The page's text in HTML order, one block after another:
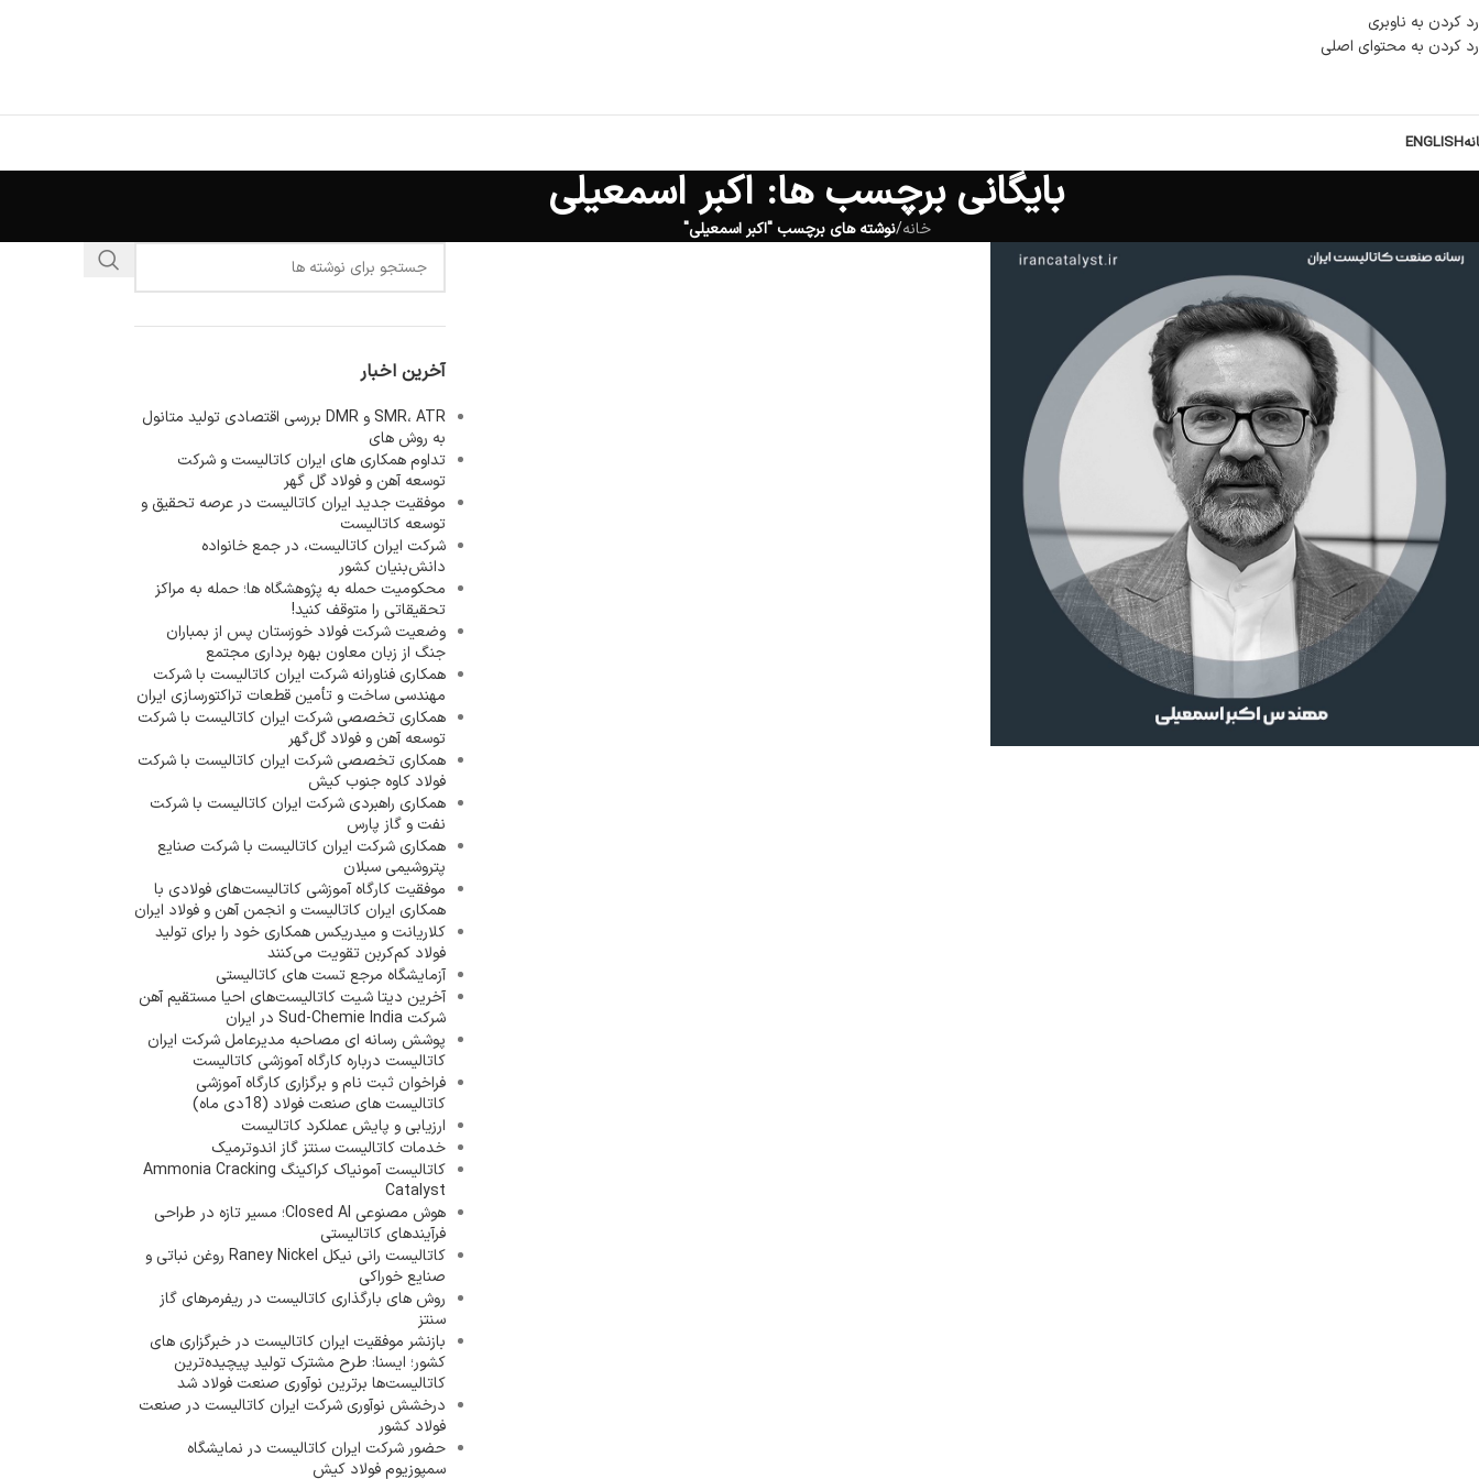
رد کردن به ناوبری
رد کردن به محتوای اصلی
ENGLISH
بایگانی برچسب ها: اکبر اسمعیلی
خانه/نوشته های برچسب "اکبر اسمعیلی"
آخرین اخبار
SMR، ATR و DMR بررسی اقتصادی تولید متانول
به روش های
تداوم همکاری های ایران کاتالیست و شرکت
توسعه آهن و فولاد گل گهر
موفقیت جدید ایران کاتالیست در عرصه تحقیق و
توسعه کاتالیست
شرکت ایران کاتالیست، در جمع خانواده
دانش‌بنیان کشور
محکومیت حمله به پژوهشگاه ها؛ حمله به مراکز
تحقیقاتی را متوقف کنید!
وضعیت شرکت فولاد خوزستان پس از بمباران
جنگ از زبان معاون بهره برداری مجتمع
همکاری فناورانه شرکت ایران کاتالیست با شرکت
مهندسی ساخت و تأمین قطعات تراکتورسازی ایران
همکاری تخصصی شرکت ایران کاتالیست با شرکت
توسعه آهن و فولاد گل‌گهر
همکاری تخصصی شرکت ایران کاتالیست با شرکت
فولاد کاوه جنوب کیش
همکاری راهبردی شرکت ایران کاتالیست با شرکت
نفت و گاز پارس
همکاری شرکت ایران کاتالیست با شرکت صنایع
پتروشیمی سبلان
موفقیت کارگاه آموزشی کاتالیست‌های فولادی با
همکاری ایران کاتالیست و انجمن آهن و فولاد ایران
کلاریانت و میدریکس همکاری خود را برای تولید
فولاد کم‌کربن تقویت می‌کنند
آزمایشگاه مرجع تست های کاتالیستی
آخرین دیتا شیت کاتالیست‌های احیا مستقیم آهن
شرکت Sud-Chemie India در ایران
پوشش رسانه ای مصاحبه مدیرعامل شرکت ایران
کاتالیست درباره کارگاه آموزشی کاتالیست
فراخوان ثبت نام و برگزاری کارگاه آموزشی
کاتالیست های صنعت فولاد (18دی ماه)
ارزیابی و پایش عملکرد کاتالیست
خدمات کاتالیست سنتز گاز اندوترمیک
کاتالیست آمونیاک کراکینگ Ammonia Cracking
Catalyst
هوش مصنوعی Closed AI؛ مسیر تازه در طراحی
فرآیندهای کاتالیستی
کاتالیست رانی نیکل Raney Nickel روغن نباتی و
صنایع خوراکی
روش های بارگذاری کاتالیست در ریفرمرهای گاز
سنتز
بازنشر موفقیت ایران کاتالیست در خبرگزاری های
کشور؛ ایسنا: طرح مشترک تولید پیچیده‌ترین
کاتالیست‌ها برترین نوآوری صنعت فولاد شد
درخشش نوآوری شرکت ایران کاتالیست در صنعت
فولاد کشور
حضور شرکت ایران کاتالیست در نمایشگاه
سمپوزیوم فولاد کیش